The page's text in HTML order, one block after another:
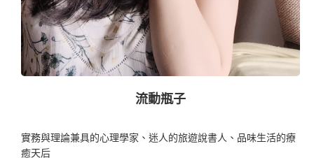
流動瓶子
實務與理論兼具的心理學家、迷人的旅遊說書人、品味生活的療
癒天后